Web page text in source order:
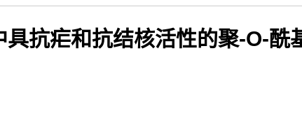
具抗疟和抗结核活性的聚-O-酰